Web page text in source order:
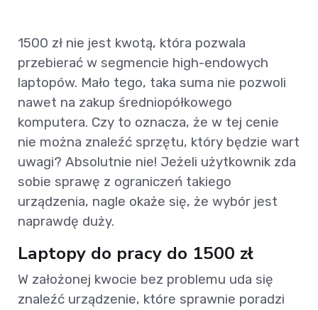
1500 zł nie jest kwotą, która pozwala
przebierać w segmencie high-endowych
laptopów. Mało tego, taka suma nie pozwoli
nawet na zakup średniopółkowego
komputera. Czy to oznacza, że w tej cenie
nie można znaleźć sprzętu, który będzie wart
uwagi? Absolutnie nie! Jeżeli użytkownik zda
sobie sprawę z ograniczeń takiego
urządzenia, nagle okaże się, że wybór jest
naprawdę duży.
Laptopy do pracy do 1500 zł
W założonej kwocie bez problemu uda się
znaleźć urządzenie, które sprawnie poradzi